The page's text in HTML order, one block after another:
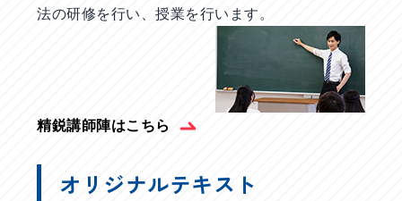
法の研修を行い、授業を行います。
精鋭講師陣はこちら
オリジナルテキスト